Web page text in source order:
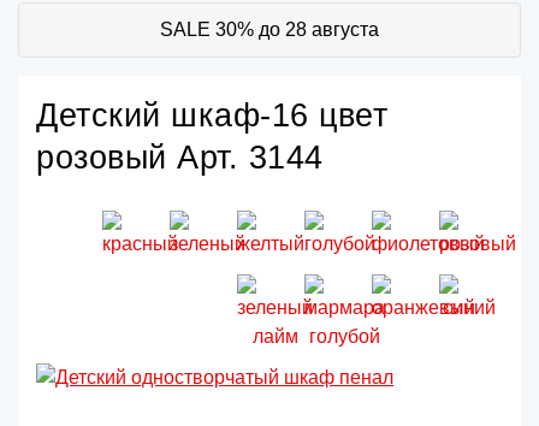
SALE 30% до 28 августа
Детский шкаф-16 цвет
розовый Арт. 3144